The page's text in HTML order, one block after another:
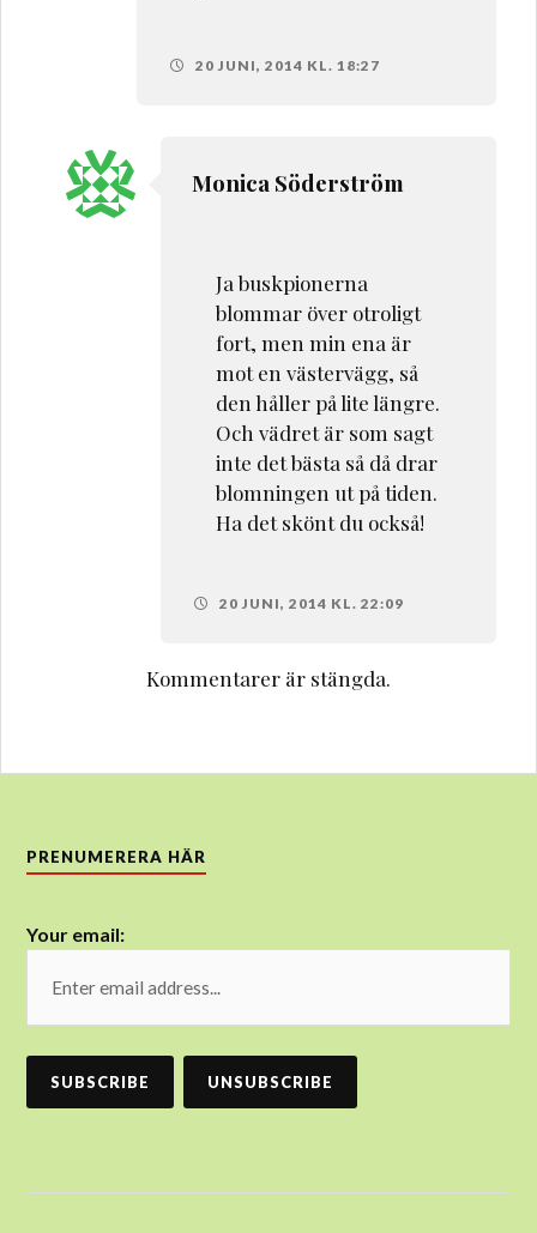
20 JUNI, 2014 KL. 18:27
Monica Söderström
Ja buskpionerna
blommar över otroligt
fort, men min ena är
mot en västervägg, så
den håller på lite längre.
Och vädret är som sagt
inte det bästa så då drar
blomningen ut på tiden.
Ha det skönt du också!
20 JUNI, 2014 KL. 22:09
Kommentarer är stängda.
PRENUMERERA HÄR
Your email: